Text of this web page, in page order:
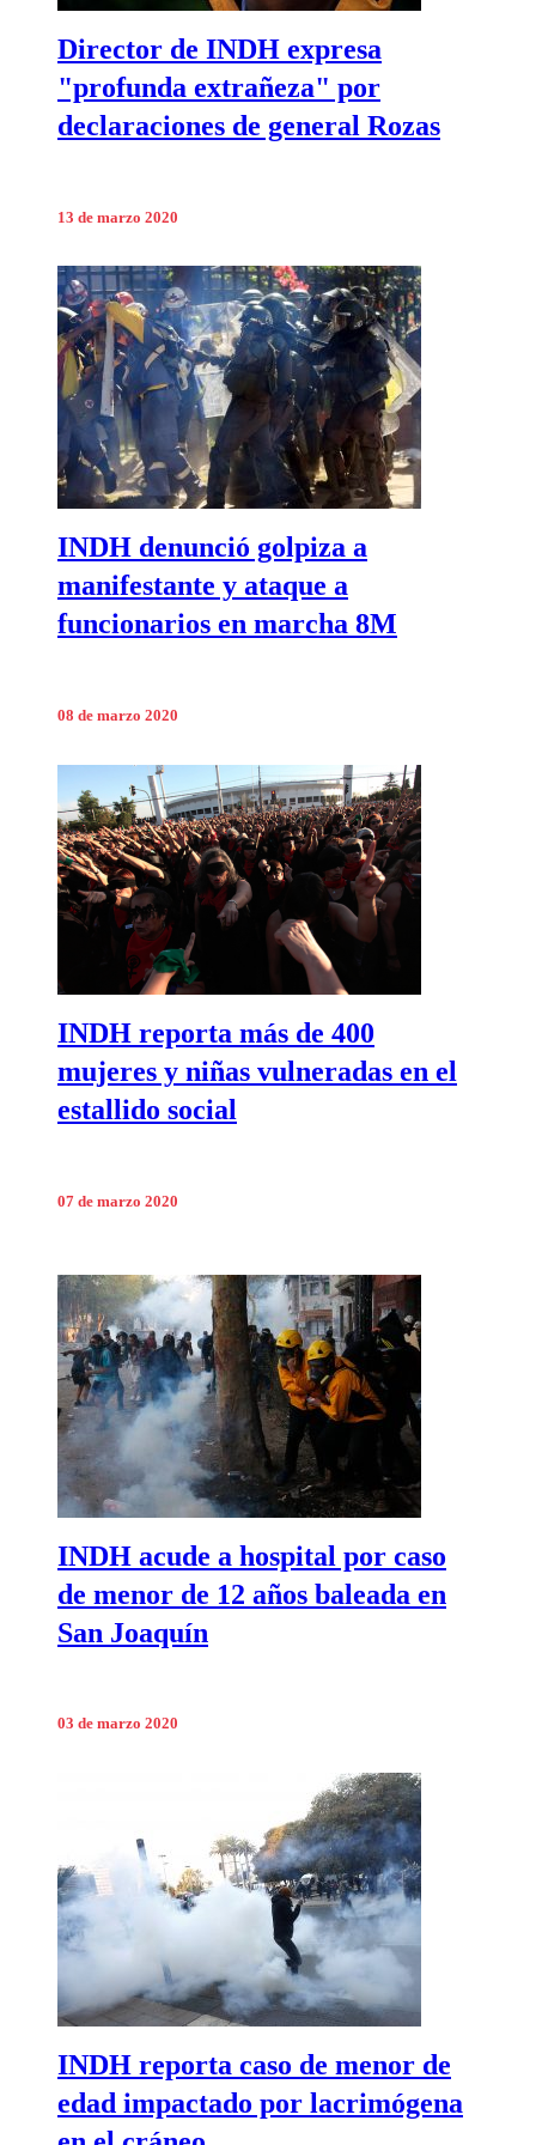
Director de INDH expresa
"profunda extrañeza" por
declaraciones de general Rozas
13 de marzo 2020
INDH denunció golpiza a
manifestante y ataque a
funcionarios en marcha 8M
08 de marzo 2020
INDH reporta más de 400
mujeres y niñas vulneradas en el
estallido social
07 de marzo 2020
INDH acude a hospital por caso
de menor de 12 años baleada en
San Joaquín
03 de marzo 2020
INDH reporta caso de menor de
edad impactado por lacrimógena